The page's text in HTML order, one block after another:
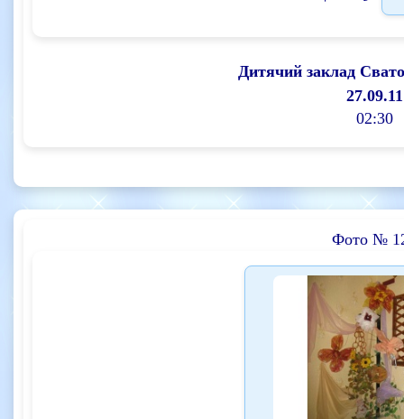
Дитячий заклад
27.09.11
02:30
Фото №